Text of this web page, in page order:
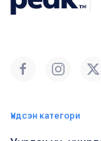
Үндсэн категори